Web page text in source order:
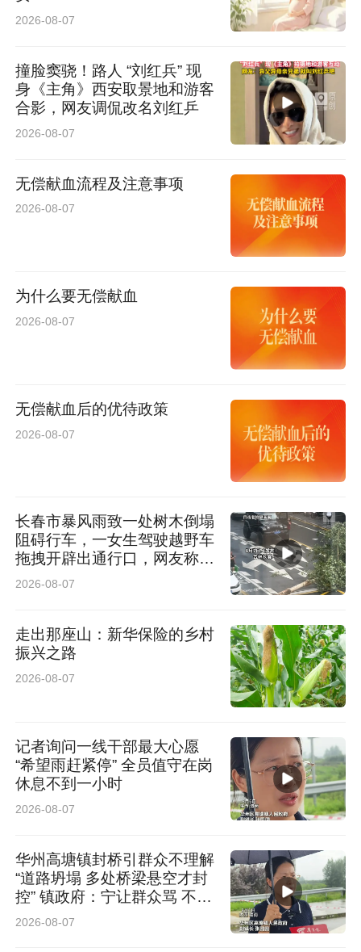
谢红静寄语广大青年学子，青年是非遗活态传承
承一脉相承。她表示，将以本次活动为新起点，
持续深化校地联动，携手守护传承千年文脉。
体，拓宽了非遗传播传承渠道，也进一步巩固了
政企校合作关系。该活动由靖边县文化和旅游文
物广电局承办，后续还将深入榆林大学，西安五
所高等院校，持续深化校地共建，打造多元非遗
展示、体验、研学平台，让古老文脉在青春力量
中薪火相传，以文化赋能全市文旅产业高质量发
2026-08-07
撞脸窦骁！路人 “刘红兵” 现
身《主角》西安取景地和游客
合影，网友调侃改名刘红乒
2026-08-07
无偿献血流程及注意事项
2026-08-07
为什么要无偿献血
2026-08-07
无偿献血后的优待政策
2026-08-07
长春市暴风雨致一处树木倒塌
阻碍行车，一女生驾驶越野车
拖拽开辟出通行口，网友称赞
女司机拖拽时放缆旗还慢速！
2026-08-07
走出那座山：新华保险的乡村
振兴之路
2026-08-07
记者询问一线干部最大心愿
“希望雨赶紧停” 全员值守在岗
休息不到一小时
2026-08-07
华州高塘镇封桥引群众不理解
“道路坍塌 多处桥梁悬空才封
控” 镇政府：宁让群众骂 不让
群众哭
2026-08-07